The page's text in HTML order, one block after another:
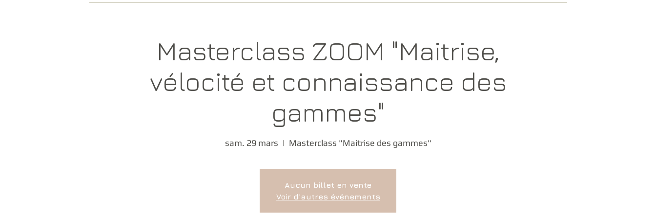
Masterclass ZOOM "Maitrise,
vélocité et connaissance des
gammes"
sam. 29 mars
  |
Masterclass "Maitrise des gammes"
Aucun billet en vente
Voir d'autres événements